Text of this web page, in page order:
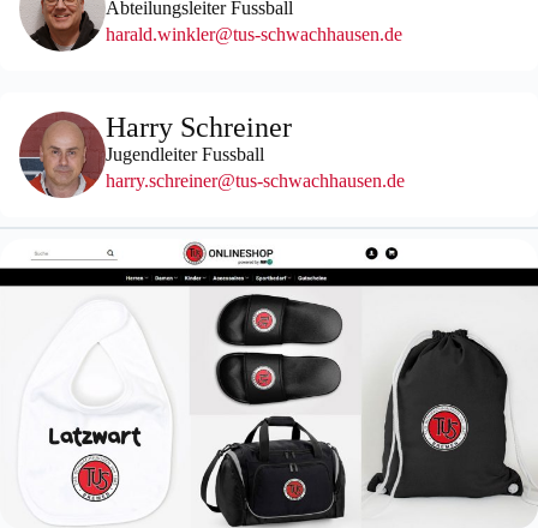
Abteilungsleiter Fussball
harald.winkler@tus-schwachhausen.de
Harry Schreiner
Jugendleiter Fussball
harry.schreiner@tus-schwachhausen.de